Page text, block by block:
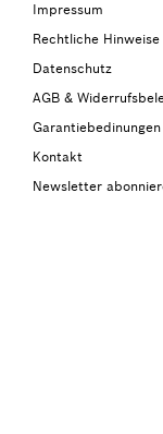
Impressum
Rechtliche Hinweise
Datenschutz
AGB &
Garantiebedinungen
Kontakt
Newsletter